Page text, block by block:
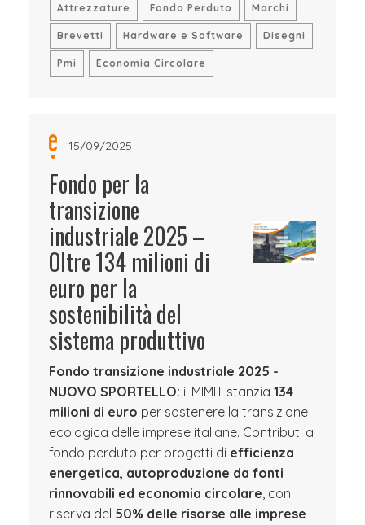
Attrezzature Fondo Perduto Marchi
Brevetti Hardware e Software Disegni
Pmi Economia Circolare
15/09/2025
Fondo per la
transizione
industriale 2025 –
Oltre 134 milioni di
euro per la
sostenibilità del
sistema produttivo
Fondo transizione industriale 2025 -
NUOVO SPORTELLO: il MIMIT stanzia 134
milioni di euro per sostenere la transizione
ecologica delle imprese italiane. Contributi a
fondo perduto per progetti di efficienza
energetica, autoproduzione da fonti
rinnovabili ed economia circolare, con
riserva del 50% delle risorse alle imprese